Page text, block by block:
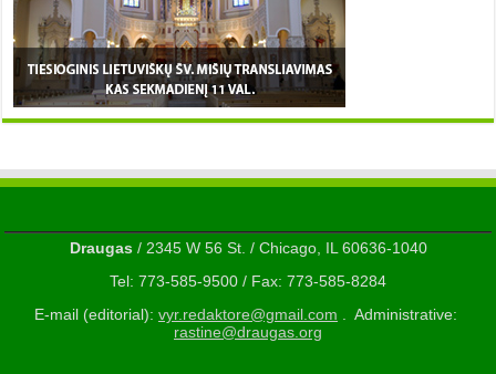
Draugas/ 2345 W 56 St. / Chicago, IL 60636-1040
Tel: 773-585-9500 / Fax: 773-585-8284
E-mail (editorial): vyr.redaktore@gmail.com . Administrative:
rastine@draugas.org